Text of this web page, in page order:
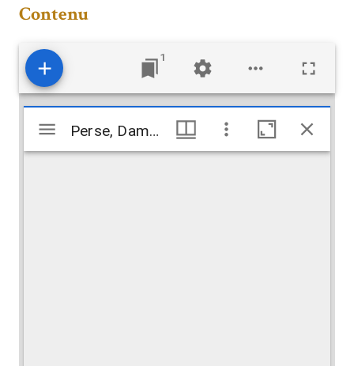
Contenu
1
Visualiseur
Mirador
Perse, Damghan. Imam Zadé Pir Alamdar Perse, Damghan. Imam Zadé Pir Alamdar